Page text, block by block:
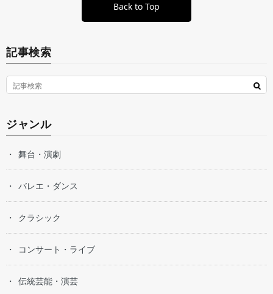
Back to Top
記事検索
ジャンル
舞台・演劇
バレエ・ダンス
クラシック
コンサート・ライブ
伝統芸能・演芸